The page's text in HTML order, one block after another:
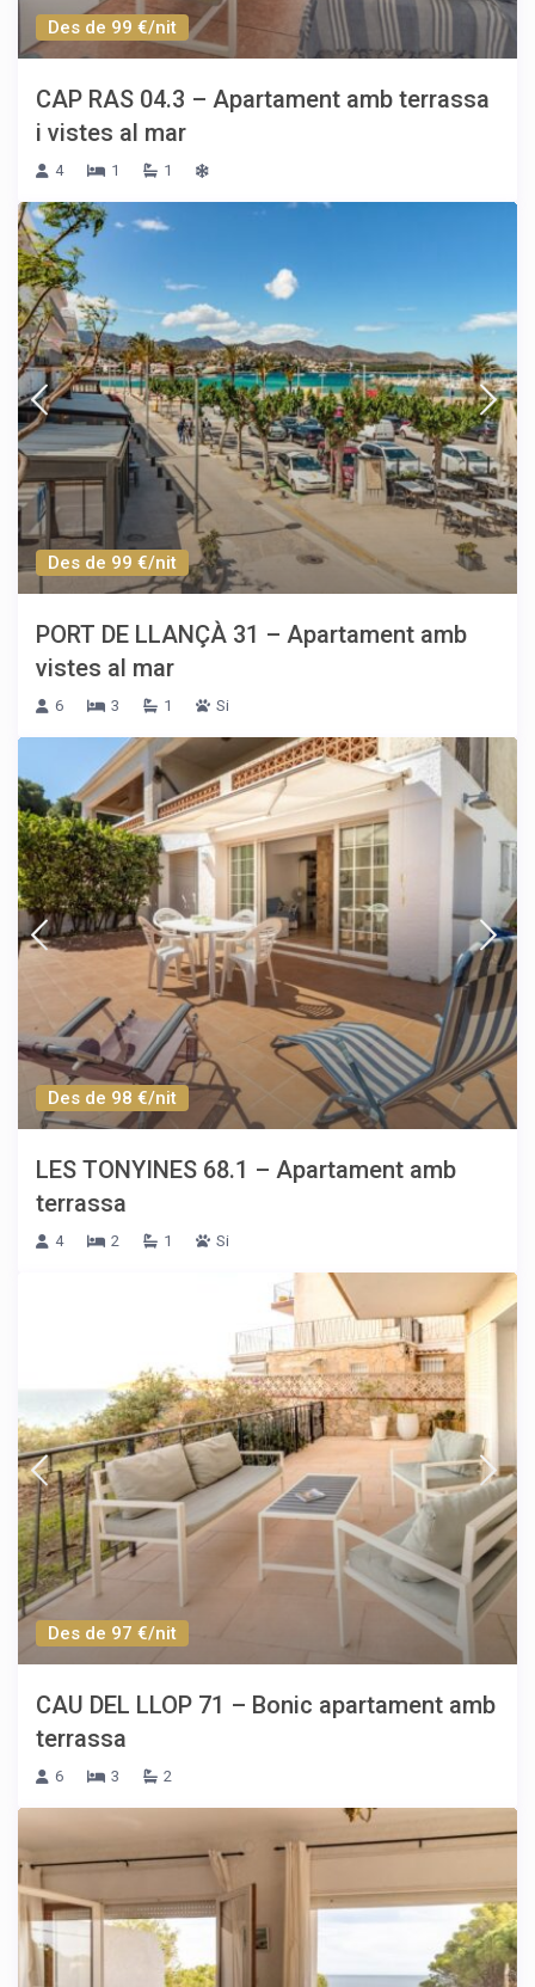
Des de 99 €/nit
CAP RAS 04.3 – Apartament amb terrassa
i vistes al mar
4 1 1
Des de 99 €/nit
PORT DE LLANÇÀ 31 – Apartament amb
vistes al mar
6 3 1 Si
Des de 98 €/nit
LES TONYINES 68.1 – Apartament amb
terrassa
4 2 1 Si
Des de 97 €/nit
CAU DEL LLOP 71 – Bonic apartament amb
terrassa
6 3 2